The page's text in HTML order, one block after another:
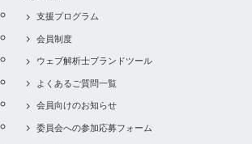
支援プログラム
会員制度
ウェブ解析士ブランドツール
よくあるご質問一覧
会員向けのお知らせ
委員会への参加応募フォーム